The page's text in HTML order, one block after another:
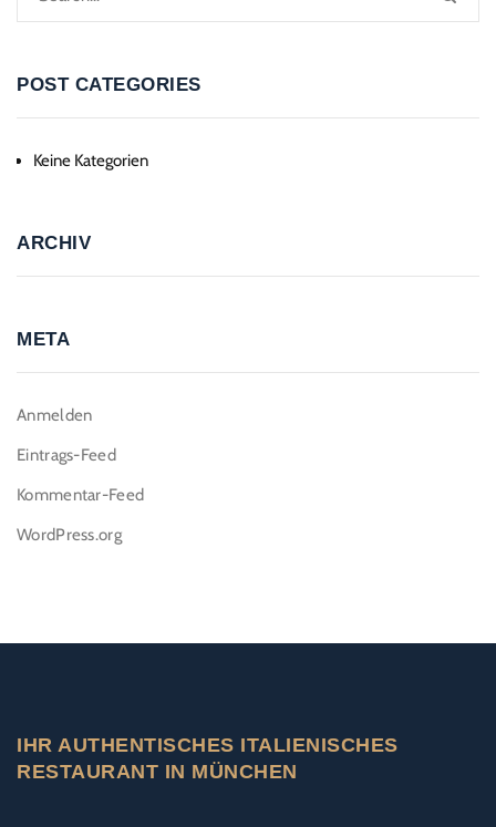
POST CATEGORIES
Keine Kategorien
ARCHIV
META
Anmelden
Eintrags-Feed
Kommentar-Feed
WordPress.org
IHR AUTHENTISCHES ITALIENISCHES
RESTAURANT IN MÜNCHEN